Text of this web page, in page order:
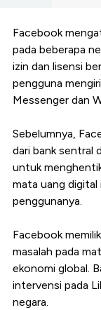
Facebook
pada beberapa
izin dan lisensi
pengguna
Messenger dan
Sebelumnya,
dari bank sentral
untuk
mata uang digital
penggunanya.
Facebook
masalah pada
ekonomi global.
intervensi pada
negara.